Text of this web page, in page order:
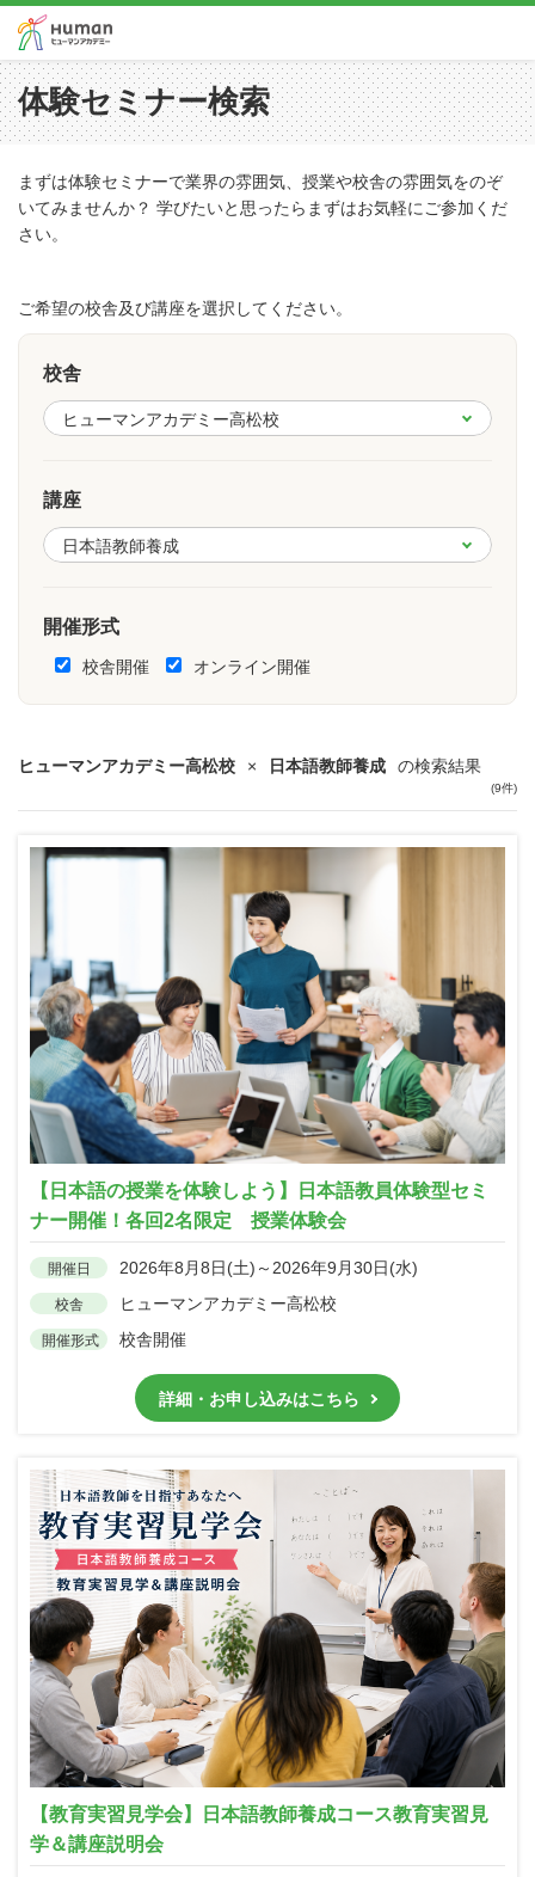
体験セミナー検索
まずは体験セミナーで業界の雰囲気、授業や校舎の雰囲気をのぞ
いてみませんか？ 学びたいと思ったらまずはお気軽にご参加くだ
さい。
ご希望の校舎及び講座を選択してください。
校舎
講座
開催形式
校舎開催 オンライン開催
ヒューマンアカデミー高松校 × 日本語教師養成 の検索結果
(9件)
【日本語の授業を体験しよう】日本語教員体験型セミ
ナー開催！各回2名限定 授業体験会
開催日 2026年8月8日(土)～2026年9月30日(水)
校舎 ヒューマンアカデミー高松校
開催形式 校舎開催
詳細・お申し込みはこちら
【教育実習見学会】日本語教師養成コース教育実習見
学＆講座説明会